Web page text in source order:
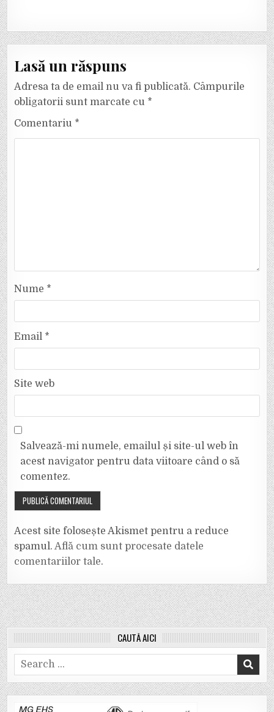
Lasă un răspuns
Adresa ta de email nu va fi publicată. Câmpurile
obligatorii sunt marcate cu *
Comentariu *
Nume *
Email *
Site web
Salvează-mi numele, emailul și site-ul web în
acest navigator pentru data viitoare când o să
comentez.
Acest site folosește Akismet pentru a reduce
spamul.Află cum sunt procesate datele
comentariilor tale.
CAUTĂ AICI
Search
for: